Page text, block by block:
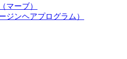
マーブ）
ジンヘアプログラム）